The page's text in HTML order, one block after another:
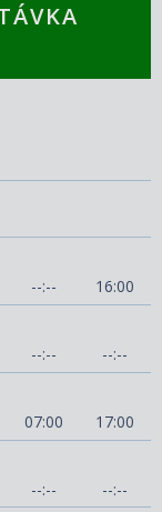
--:--
16:00
--:--
--:--
07:00
17:00
--:--
--:--